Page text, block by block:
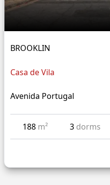
BROOKLIN
Casa de Vila
Avenida Portugal
188 m² 3 dorms